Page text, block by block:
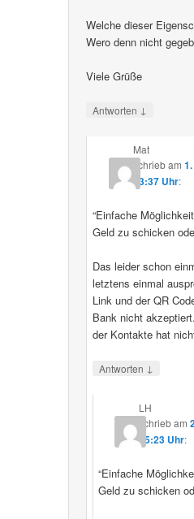
Welche dieser
Wero denn nicht
Viele Grüße
Antworten ↓
Mat
schriebam
23:37 Uhr:
“Einfache
Geld zu schicken
Das leider schon
letztens einmal
Link und der QR
Bank nicht
der Kontakte hat
Antworten ↓
LH
schriebam
15:23 Uhr:
“Einfache
Geld zu schicken